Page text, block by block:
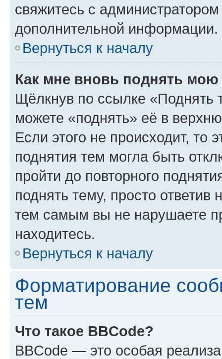
свяжитесь с
дополнительной информации.
Вернуться к началу
Как мне вновь поднять мою
Щёлкнув по ссылке «Поднять
можете «поднять» её в
Если этого не происходит, то
поднятия тем могла быть
пройти до повторного
поднять тему, просто ответив
тем самым вы не нарушаете
находитесь.
Вернуться к началу
Форматирование
тем
Что такое BBCode?
BBCode — это особая